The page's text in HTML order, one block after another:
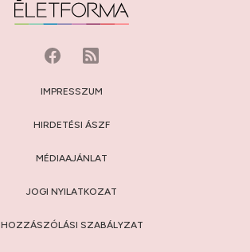
IMPRESSZUM
HIRDETÉSI ÁSZF
MÉDIAAJÁNLAT
JOGI NYILATKOZAT
HOZZÁSZÓLÁSI SZABÁLYZAT